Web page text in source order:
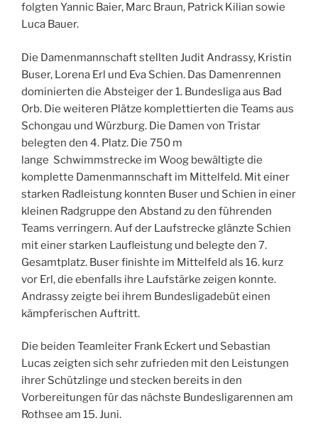
folgten Yannic Baier, Marc Braun, Patrick Kilian sowie
Luca Bauer.
Die Damenmannschaft stellten Judit Andrassy, Kristin
Buser, Lorena Erl und Eva Schien. Das Damenrennen
dominierten die Absteiger der 1. Bundesliga aus Bad
Orb. Die weiteren Plätze komplettierten die Teams aus
Schongau und Würzburg. Die Damen von Tristar
belegten den 4. Platz. Die 750 m
lange Schwimmstrecke im Woog bewältigte die
komplette Damenmannschaft im Mittelfeld. Mit einer
starken Radleistung konnten Buser und Schien in einer
kleinen Radgruppe den Abstand zu den führenden
Teams verringern. Auf der Laufstrecke glänzte Schien
mit einer starken Laufleistung und belegte den 7.
Gesamtplatz. Buser finishte im Mittelfeld als 16. kurz
vor Erl, die ebenfalls ihre Laufstärke zeigen konnte.
Andrassy zeigte bei ihrem Bundesligadebüt einen
kämpferischen Auftritt.
Die beiden Teamleiter Frank Eckert und Sebastian
Lucas zeigten sich sehr zufrieden mit den Leistungen
ihrer Schützlinge und stecken bereits in den
Vorbereitungen für das nächste Bundesligarennen am
Rothsee am 15. Juni.